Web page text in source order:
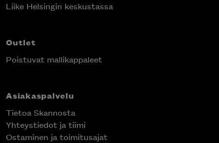
Liike Helsingin keskustassa
Outlet
Poistuvat mallikappaleet
Asiakaspalvelu
Tietoa Skannosta
Yhteystiedot ja tiimi
Ostaminen ja toimitusajat